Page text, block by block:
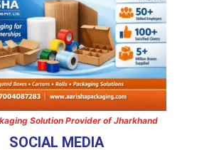
Solution Provider of Jharkhand
SOCIAL MEDIA